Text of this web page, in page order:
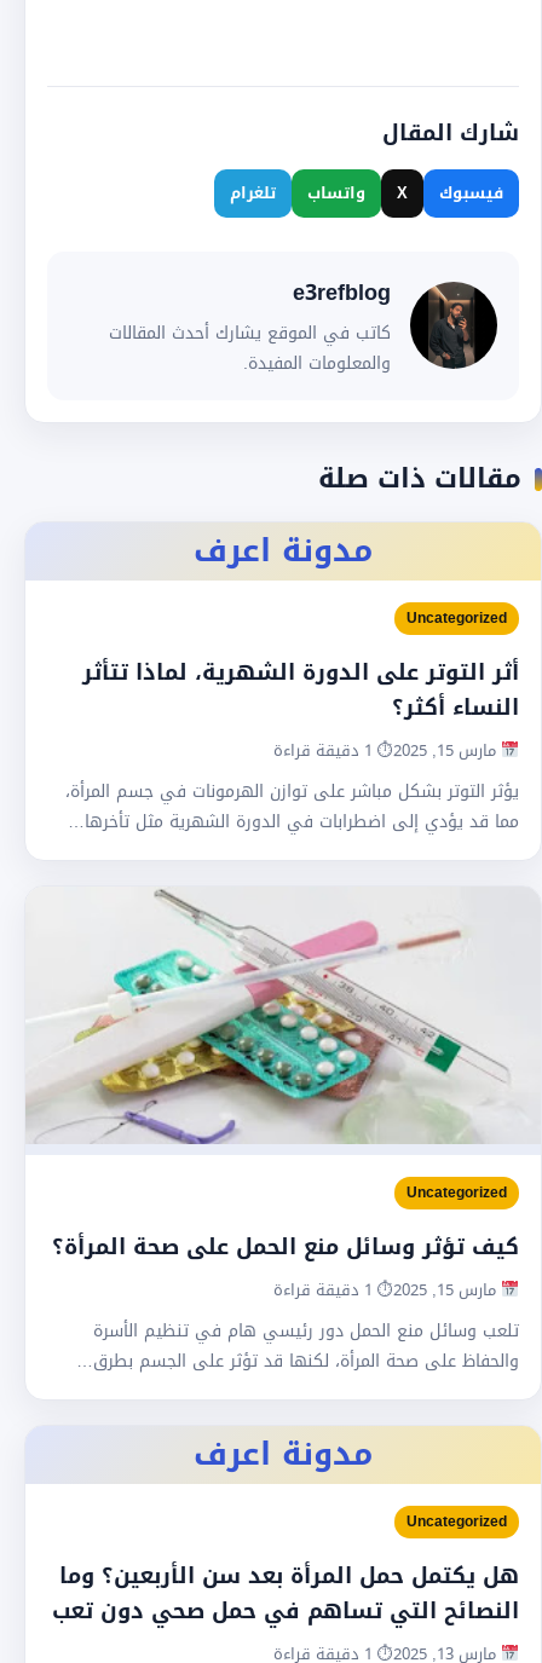
شارك المقال
فيسبوك X واتساب تلغرام
e3refblog
كاتب في الموقع يشارك أحدث المقالات
والمعلومات المفيدة.
مقالات ذات صلة
مدونة اعرف
Uncategorized
أثر التوتر على الدورة الشهرية، لماذا تتأثر
النساء أكثر؟
مارس 15, 2025 ⏱ 1 دقيقة قراءة
يؤثر التوتر بشكل مباشر على توازن الهرمونات في جسم المرأة،
مما قد يؤدي إلى اضطرابات في الدورة الشهرية مثل تأخرها…
Uncategorized
كيف تؤثر وسائل منع الحمل على صحة المرأة؟
مارس 15, 2025 ⏱ 1 دقيقة قراءة
تلعب وسائل منع الحمل دور رئيسي هام في تنظيم الأسرة
والحفاظ على صحة المرأة، لكنها قد تؤثر على الجسم بطرق…
مدونة اعرف
Uncategorized
هل يكتمل حمل المرأة بعد سن الأربعين؟ وما
النصائح التي تساهم في حمل صحي دون تعب
مارس 13, 2025 ⏱ 1 دقيقة قراءة